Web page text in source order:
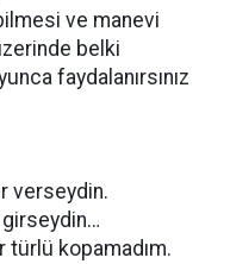
ve manevi
belki
faydalanırsınız
verseydin.
türlü kopamadım.